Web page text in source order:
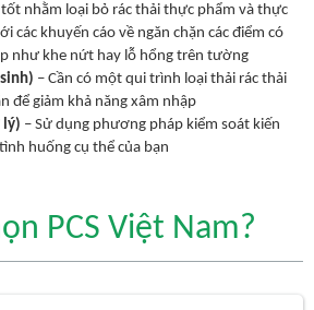
nhằm loại bỏ rác thải thực phẩm và thực
các khuyến cáo về ngăn chặn các điểm có
như khe nứt hay lỗ hổng trên tường
– Cần có một qui trình loại thải rác thải
để giảm khả năng xâm nhập
lý) – Sử dụng phương pháp kiểm soát kiến
huống cụ thể của bạn
PCS Việt Nam?